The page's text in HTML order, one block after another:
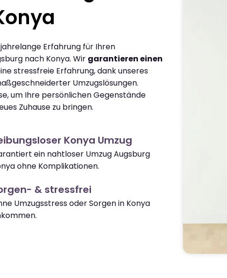
Erfahrung für Ihren
nach Konya. Wir garantieren einen
stressfreie Erfahrung, dank unseres
Umzugslösungen.
um Ihre persönlichen Gegenstände
Zuhause zu bringen.
Konya Umzug
ein nahtloser Umzug Augsburg
ohne Komplikationen.
& stressfrei
Umzugsstress oder Sorgen in Konya